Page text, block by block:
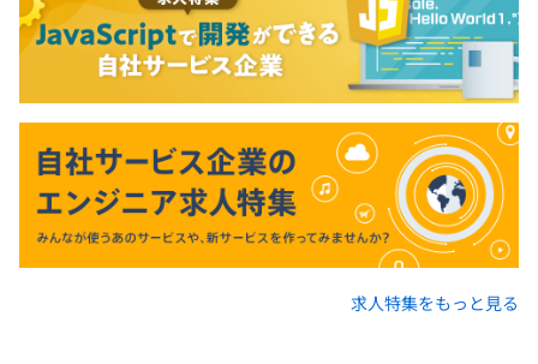
求人特集をもっと見る